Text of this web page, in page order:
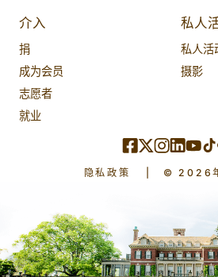
介入
捐
成为会员
志愿者
就业
私人
私人活
摄影
隐私政策 © 2026